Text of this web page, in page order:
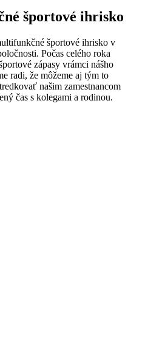
športové ihrisko
športové ihrisko v
Počas celého roka
zápasy vrámci nášho
radi, že môžeme aj tým to
našim zamestnancom
čas s kolegami a rodinou.